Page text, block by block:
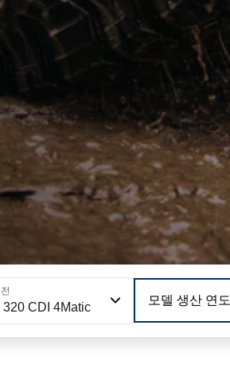
320 CDI 4Matic
모델 생산 연도